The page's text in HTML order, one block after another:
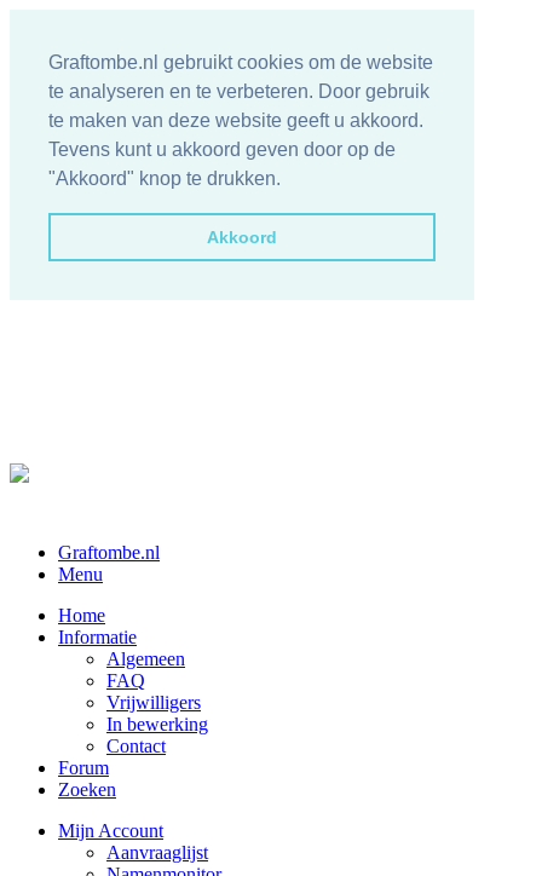
Graftombe.nl gebruikt cookies om de website
te analyseren en te verbeteren. Door gebruik
te maken van deze website geeft u akkoord.
Tevens kunt u akkoord geven door op de
"Akkoord" knop te drukken.
Akkoord
Graftombe.nl
Menu
Home
Informatie
Algemeen
FAQ
Vrijwilligers
In bewerking
Contact
Forum
Zoeken
Mijn Account
Aanvraaglijst